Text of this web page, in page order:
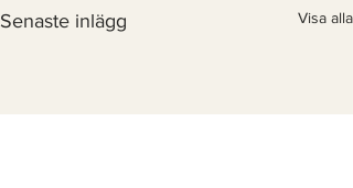
Senaste inlägg Visa alla